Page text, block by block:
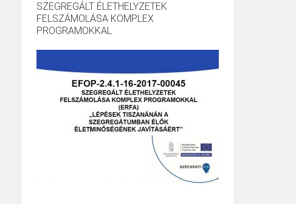
SZEGREGÁLT ÉLETHELYZETEK
FELSZÁMOLÁSA KOMPLEX
PROGRAMOKKAL